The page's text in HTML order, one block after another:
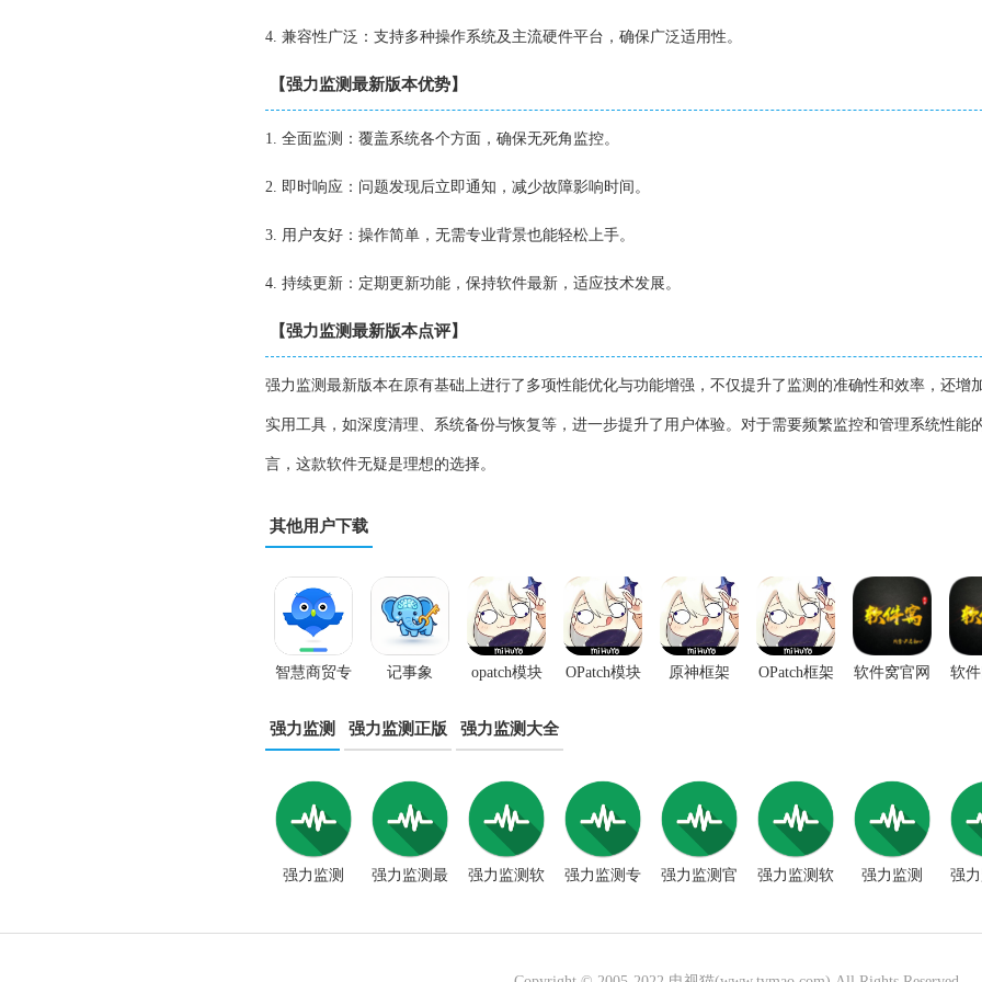
4. 兼容性广泛：支持多种操作系统及主流硬件平台，确保广泛适用性。
【强力监测最新版本优势】
1. 全面监测：覆盖系统各个方面，确保无死角监控。
2. 即时响应：问题发现后立即通知，减少故障影响时间。
3. 用户友好：操作简单，无需专业背景也能轻松上手。
4. 持续更新：定期更新功能，保持软件最新，适应技术发展。
【强力监测最新版本点评】
强力监测最新版本在原有基础上进行了多项性能优化与功能增强，不仅提升了监测的准确性和效率，还增
实用工具，如深度清理、系统备份与恢复等，进一步提升了用户体验。对于需要频繁监控和管理系统性能
言，这款软件无疑是理想的选择。
其他用户下载
智慧商贸专
业版app
记事象 opatch模块
仓库
OPatch模块 原神框架 OPatch框架 软件窝官网 软
强力监测 强力监测正版 强力监测大全
强力监测 强力监测最 强力监测软 强力监测专 强力监测官 强力监测软 强力监测 强